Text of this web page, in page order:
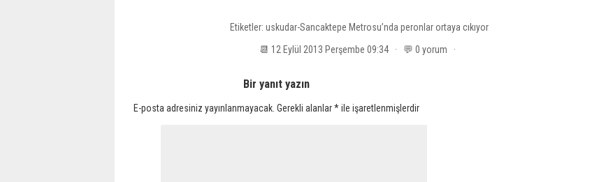
Etiketler: uskudar-Sancaktepe Metrosu’nda peronlar ortaya cıkıyor
📆 12 Eylül 2013 Perşembe 09:34 · 💬 0 yorum ·
Bir yanıt yazın
E-posta adresiniz yayınlanmayacak. Gerekli alanlar*ile işaretlenmişlerdir